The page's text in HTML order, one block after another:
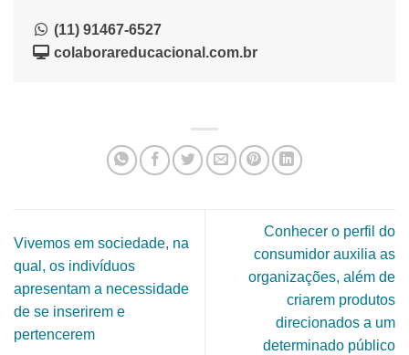
(11) 91467-6527
colaborareducacional.com.br
Vivemos em sociedade, na
qual, os indivíduos
apresentam a necessidade
de se inserirem e
pertencerem
Conhecer o perfil do
consumidor auxilia as
organizações, além de
criarem produtos
direcionados a um
determinado público